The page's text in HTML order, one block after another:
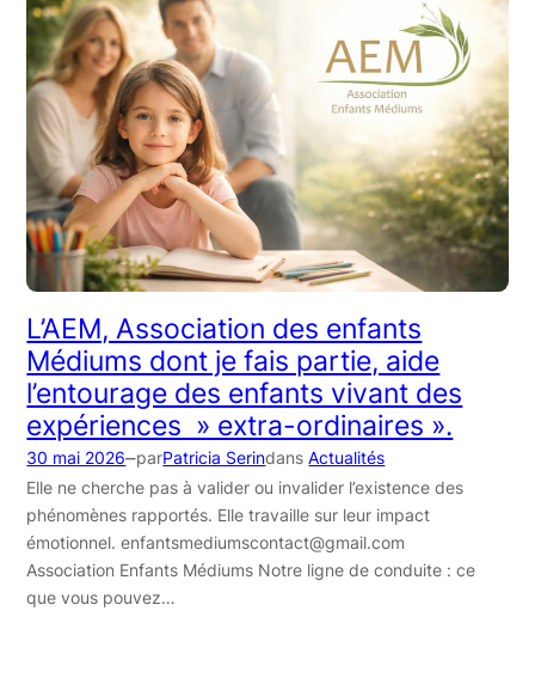
L’AEM, Association des enfants
Médiums dont je fais partie, aide
l’entourage des enfants vivant des
expériences » extra-ordinaires ».
30 mai 2026–parPatricia SerindansActualités
Elle ne cherche pas à valider ou invalider l’existence des
phénomènes rapportés. Elle travaille sur leur impact
émotionnel. enfantsmediumscontact@gmail.com
Association Enfants Médiums Notre ligne de conduite : ce
que vous pouvez…